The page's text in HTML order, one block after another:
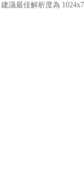
議最佳解析度為